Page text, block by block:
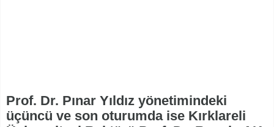
Prof. Dr. Pınar Yıldız yönetimindeki
üçüncü ve son oturumda ise Kırklareli